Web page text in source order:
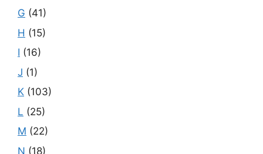
G (41)
H (15)
I (16)
J (1)
K (103)
L (25)
M (22)
N (18)